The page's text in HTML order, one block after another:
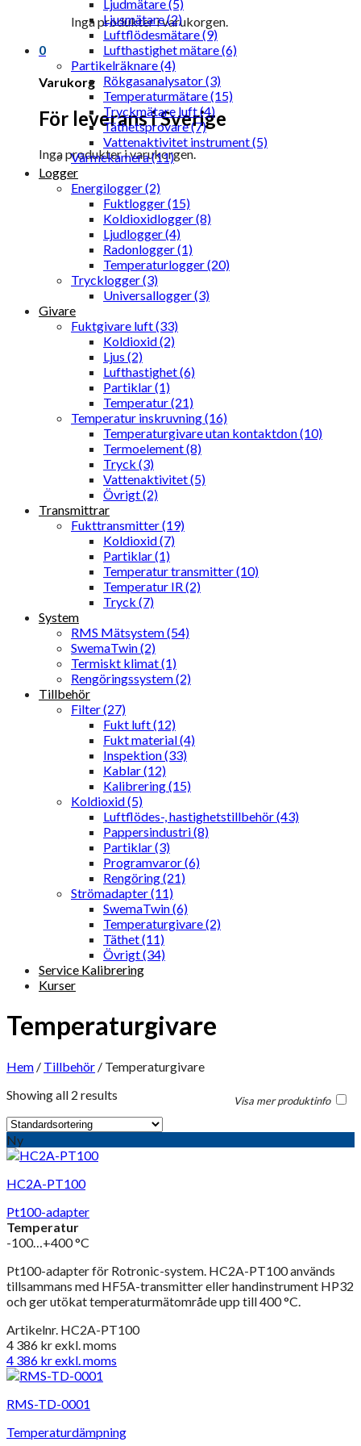
Inga produkter i varukorgen.
0
Varukorg
För leverans i Sverige
Inga produkter i varukorgen.
Ljudmätare (5)
Ljusmätare (2)
Luftflödesmätare (9)
Lufthastighet mätare (6)
Partikelräknare (4)
Rökgasanalysator (3)
Temperaturmätare (15)
Tryckmätare luft (4)
Täthetsprovare (7)
Vattenaktivitet instrument (5)
Värmekamera (11)
Logger
Energilogger (2)
Fuktlogger (15)
Koldioxidlogger (8)
Ljudlogger (4)
Radonlogger (1)
Temperaturlogger (20)
Trycklogger (3)
Universallogger (3)
Givare
Fuktgivare luft (33)
Koldioxid (2)
Ljus (2)
Lufthastighet (6)
Partiklar (1)
Temperatur (21)
Temperatur inskruvning (16)
Temperaturgivare utan kontaktdon (10)
Termoelement (8)
Tryck (3)
Vattenaktivitet (5)
Övrigt (2)
Transmittrar
Fukttransmitter (19)
Koldioxid (7)
Partiklar (1)
Temperatur transmitter (10)
Temperatur IR (2)
Tryck (7)
System
RMS Mätsystem (54)
SwemaTwin (2)
Termiskt klimat (1)
Rengöringssystem (2)
Tillbehör
Filter (27)
Fukt luft (12)
Fukt material (4)
Inspektion (33)
Kablar (12)
Kalibrering (15)
Koldioxid (5)
Luftflödes-, hastighetstillbehör (43)
Pappersindustri (8)
Partiklar (3)
Programvaror (6)
Rengöring (21)
Strömadapter (11)
SwemaTwin (6)
Temperaturgivare (2)
Täthet (11)
Övrigt (34)
Service Kalibrering
Kurser
Temperaturgivare
Hem / Tillbehör / Temperaturgivare
Visa mer produktinfo
Showing all 2 results
Ny
HC2A-PT100
Pt100-adapter
Temperatur
-100…+400 °C
Pt100-adapter för Rotronic-system. HC2A-PT100 används
tillsammans med HF5A-transmitter eller handinstrument HP32
och ger utökat temperaturmätområde upp till 400 °C.
Artikelnr. HC2A-PT100
4 386 krexkl. moms
4 386 krexkl. moms
RMS-TD-0001
Temperaturdämpning